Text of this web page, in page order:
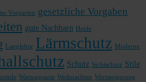
Vorgarten gesetzliche Vorgaben
gute Nachbarn Heide
Langlebig Lärmschutz Moderne
Schutz Sichtschutz Stile
Wartungsarm Weihnachten Wertsteigerung